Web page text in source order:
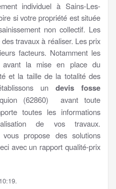
individuel à Sains-Les-
si votre propriété est située
non collectif. Les
travaux à réaliser. Les prix
facteurs. Notamment les
avant la mise en place du
et la taille de la totalité des
un devis fosse
(62860) avant toute
toutes les informations
de vos travaux.
propose des solutions
avec un rapport qualité-prix